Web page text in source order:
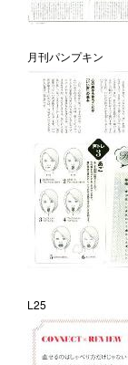
月刊パンプキン
L25